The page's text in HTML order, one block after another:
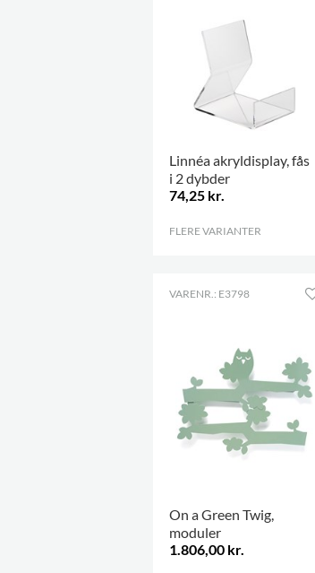
Linnéa akryldisplay, fås
i 2 dybder
74,25 kr.
FLERE VARIANTER
VARENR.: E3798
On a Green Twig,
moduler
1.806,00 kr.